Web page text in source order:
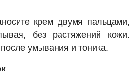
крем двумя пальцами,
без растяжений кожи.
умывания и тоника.